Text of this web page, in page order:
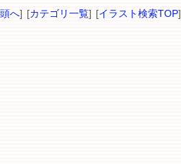
へ] [カテゴリ一覧] [イラスト検索TOP]